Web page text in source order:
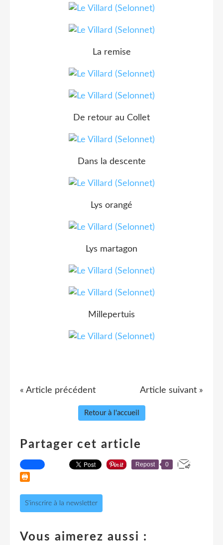
La remise
De retour au Collet
Dans la descente
Lys orangé
Lys martagon
Millepertuis
« Article précédent Article suivant »
Retour à l'accueil
Partager cet article
Repost 0
S'inscrire à la newsletter
Vous aimerez aussi :